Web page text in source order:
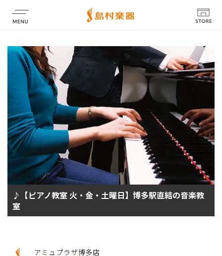
店舗情報
♪【ピアノ教室 火・金・土曜日】博多駅直結の音楽教
室
アミュプラザ博多店